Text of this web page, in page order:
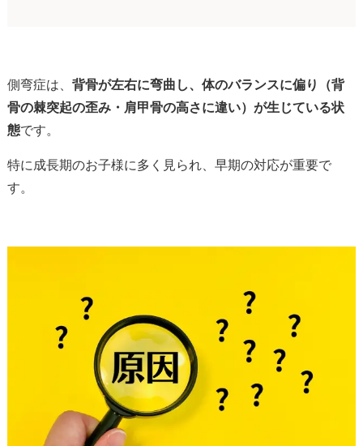
側弯症は、 背骨が左右に弯曲し、体のバランスに偏り（背
骨の棘突起の歪み・肩甲骨の高さに違い）が生じている状
態です。
特に成長期のお子様に多く見られ、早期の対応が重要で
す。